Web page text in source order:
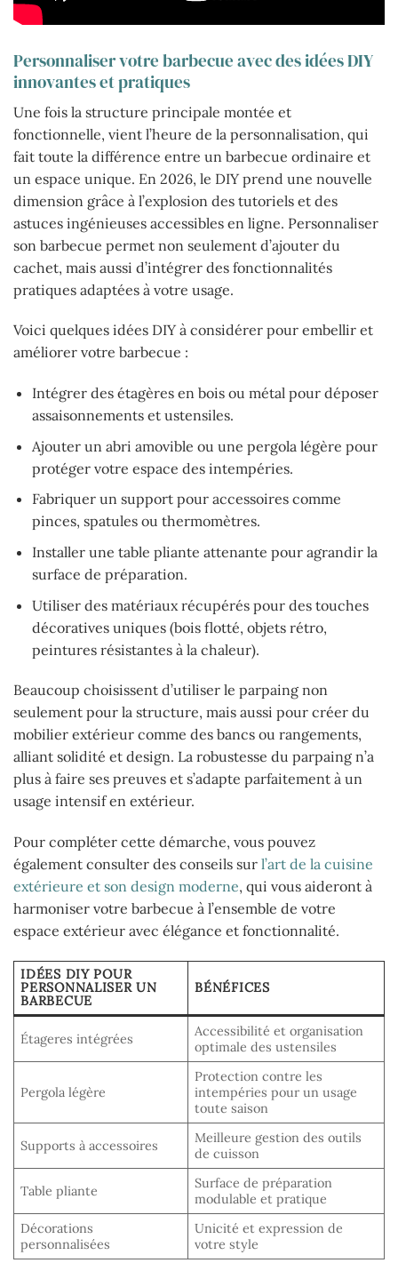
Personnaliser votre barbecue avec des idées DIY
innovantes et pratiques
Une fois la structure principale montée et
fonctionnelle, vient l’heure de la personnalisation, qui
fait toute la différence entre un barbecue ordinaire et
un espace unique. En 2026, le DIY prend une nouvelle
dimension grâce à l’explosion des tutoriels et des
astuces ingénieuses accessibles en ligne. Personnaliser
son barbecue permet non seulement d’ajouter du
cachet, mais aussi d’intégrer des fonctionnalités
pratiques adaptées à votre usage.
Voici quelques idées DIY à considérer pour embellir et
améliorer votre barbecue :
Intégrer des étagères en bois ou métal pour déposer
assaisonnements et ustensiles.
Ajouter un abri amovible ou une pergola légère pour
protéger votre espace des intempéries.
Fabriquer un support pour accessoires comme
pinces, spatules ou thermomètres.
Installer une table pliante attenante pour agrandir la
surface de préparation.
Utiliser des matériaux récupérés pour des touches
décoratives uniques (bois flotté, objets rétro,
peintures résistantes à la chaleur).
Beaucoup choisissent d’utiliser le parpaing non
seulement pour la structure, mais aussi pour créer du
mobilier extérieur comme des bancs ou rangements,
alliant solidité et design. La robustesse du parpaing n’a
plus à faire ses preuves et s’adapte parfaitement à un
usage intensif en extérieur.
Pour compléter cette démarche, vous pouvez
également consulter des conseils sur l’art de la cuisine
extérieure et son design moderne, qui vous aideront à
harmoniser votre barbecue à l’ensemble de votre
espace extérieur avec élégance et fonctionnalité.
IDÉES DIY POUR
PERSONNALISER UN
BARBECUE
BÉNÉFICES
Étageres intégrées
Accessibilité et organisation
optimale des ustensiles
Pergola légère
Protection contre les
intempéries pour un usage
toute saison
Supports à accessoires
Meilleure gestion des outils
de cuisson
Table pliante
Surface de préparation
modulable et pratique
Décorations
personnalisées
Unicité et expression de
votre style